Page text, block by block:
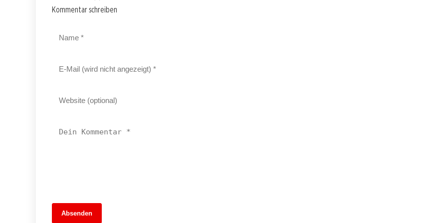
Kommentar schreiben
Absenden